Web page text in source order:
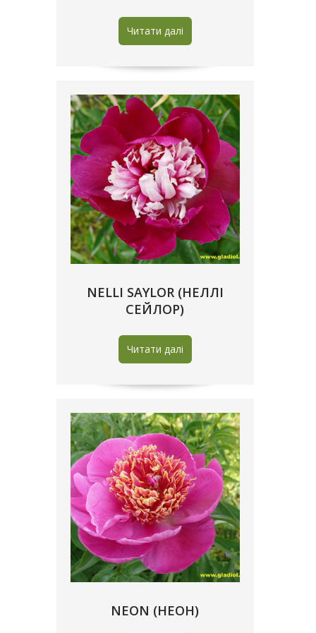
Читати далі
NELLI SAYLOR (НЕЛЛІ
СЕЙЛОР)
Читати далі
NEON (НЕОН)